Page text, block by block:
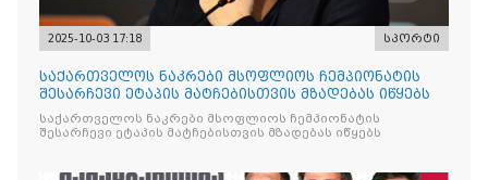
2025-10-03 17:18 სპორტი
საქართველოს ნაკრები მსოფლიოს ჩემპიონატის
შესარჩევი ეტაპის მატჩებისთვის მზადებას იწყებს
საქართველოს ნაკრები მსოფლიოს ჩემპიონატის
შესარჩევი ეტაპის მატჩებისთვის მზადებას იწყებს